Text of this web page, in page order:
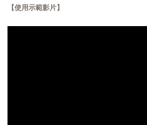
【使用示範影片】